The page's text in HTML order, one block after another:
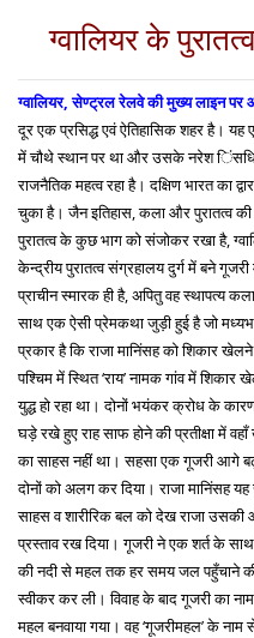
ग्वालियर के
ग्वालियर, सेण्ट्रल रेलवे की मुख्य लाइन
दूर एक प्रसिद्ध एवं ऐतिहासिक शहर है।
में चौथे स्थान पर था और उसके नरेश
राजनैतिक महत्व रहा है। दक्षिण भारत का
चुका है। जैन इतिहास, कला और पुरातत्व की
पुरातत्व के कुछ भाग को संजोकर रखा है,
केन्द्रीय पुरातत्व संग्रहालय दुर्ग में बने
प्राचीन स्मारक ही है, अपितु वह स्थापत्य
साथ एक ऐसी प्रेमकथा जुड़ी हुई है जो
प्रकार है कि राजा मानिंसह को शिकार
पश्चिम में स्थित ‘राय’ नामक गांव में
युद्ध हो रहा था। दोनों भयंकर क्रोध के
घड़े रखे हुए राह साफ होने की प्रतीक्षा में
का साहस नहीं था। सहसा एक गूजरी आगे
दोनों को अलग कर दिया। राजा मानिंसह
साहस व शारीरिक बल को देख राजा उसकी
प्रस्ताव रख दिया। गूजरी ने एक शर्त के
की नदी से महल तक हर समय जल पहुँचाने की
स्वीकर कर ली। विवाह के बाद गूजरी का
महल बनवाया गया। वह ‘गूजरीमहल’ के नाम